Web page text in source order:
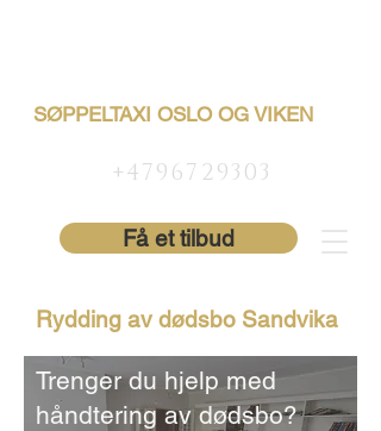
+4796729303
Få et tilbud
SØPPELTAXI OSLO OG VIKEN
Rydding av dødsbo Sandvika
Trenger du hjelp med
håndtering av dødsbo?